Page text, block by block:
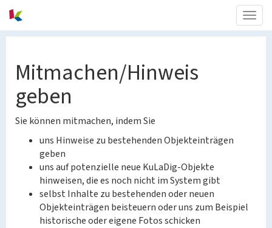
Mitmachen/Hinweis
geben
Sie können mitmachen, indem Sie
uns Hinweise zu bestehenden Objekteinträgen
geben
uns auf potenzielle neue KuLaDig-Objekte
hinweisen, die es noch nicht im System gibt
selbst Inhalte zu bestehenden oder neuen
Objekteinträgen beisteuern oder uns zum Beispiel
historische oder eigene Fotos schicken